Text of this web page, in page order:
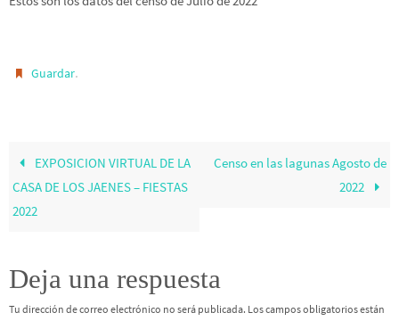
Guardar.
EXPOSICION VIRTUAL DE LA
CASA DE LOS JAENES – FIESTAS
2022
Censo en las lagunas Agosto de
2022
Deja una respuesta
Tu dirección de correo electrónico no será publicada. Los campos obligatorios están